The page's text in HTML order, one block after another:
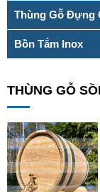
Thùng Gỗ Đựng
Bồn Tắm Inox
THÙNG GỖ